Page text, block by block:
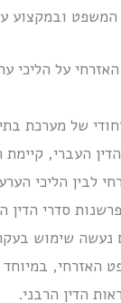
ובמקצוע
על הליכי
של מערכת
העברי,
לבין הליכי
סדרי הדין
נעשה שימוש
האזרחי, במיוחד
הדין הרבני.